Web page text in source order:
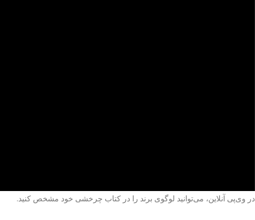
در وی‌پی آنلاین، می‌توانید لوگوی برند را در کتاب چرخشی خود مشخص کنید.